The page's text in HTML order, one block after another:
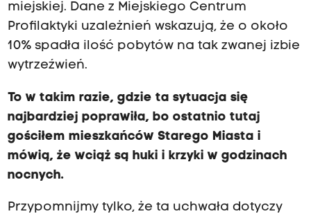
miejskiej. Dane z Miejskiego Centrum
Profilaktyki uzależnień wskazują, że o około
10% spadła ilość pobytów na tak zwanej izbie
wytrzeźwień.
To w takim razie, gdzie ta sytuacja się
najbardziej poprawiła, bo ostatnio tutaj
gościłem mieszkańców Starego Miasta i
mówią, że wciąż są huki i krzyki w godzinach
nocnych.
Przypomnijmy tylko, że ta uchwała dotyczy